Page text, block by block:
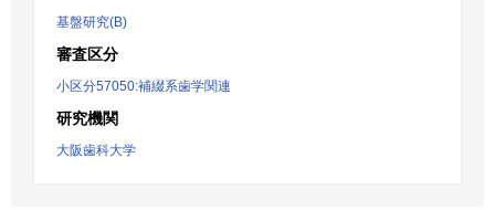
基盤研究(B)
審査区分
小区分57050:補綴系歯学関連
研究機関
大阪歯科大学